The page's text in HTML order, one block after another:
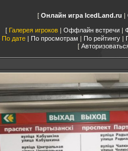
Онлайн игра IcedLand.ru |
Галерея игроков| Оффлайн встречи|
По дате | По просмотрам | По рейтингу |